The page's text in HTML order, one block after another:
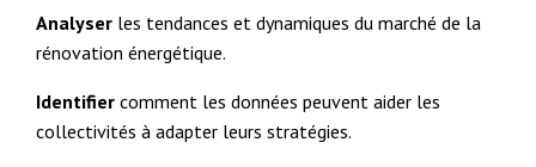
Analyser les tendances et dynamiques du marché de la
rénovation énergétique.
Identifier comment les données peuvent aider les
collectivités à adapter leurs stratégies.